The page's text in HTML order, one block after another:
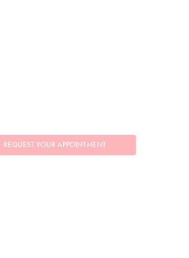
REQUEST YOUR APPOINTMENT